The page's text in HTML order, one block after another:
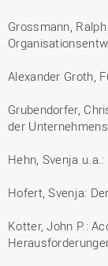
Grossmann,
Alexander Groth,
Grubendorfer,
der
Hehn, Svenja
Hofert, Svenja:
Kotter, John P.: